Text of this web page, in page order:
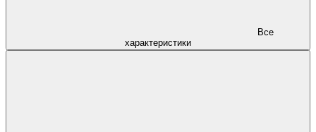
характеристики